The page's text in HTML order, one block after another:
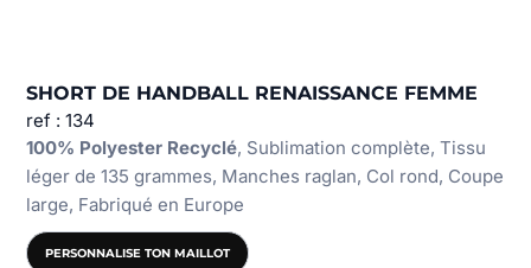
SHORT DE HANDBALL RENAISSANCE FEMME
ref : 134
100% Polyester Recyclé, Sublimation complète, Tissu
léger de 135 grammes, Manches raglan, Col rond, Coupe
large, Fabriqué en Europe
PERSONNALISE TON MAILLOT